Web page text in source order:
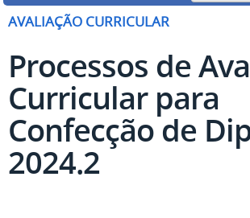
AVALIAÇÃO CURRICULAR
Processos de
Curricular para
Confecção de
2024.2